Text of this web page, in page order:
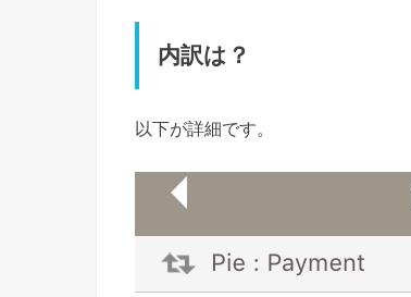
内訳は？
以下が詳細です。